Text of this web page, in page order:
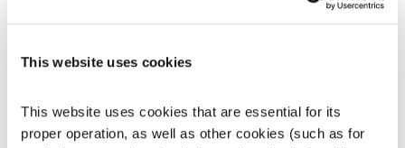
This website uses cookies
This website uses cookies that are essential for its
proper operation, as well as other cookies (such as for